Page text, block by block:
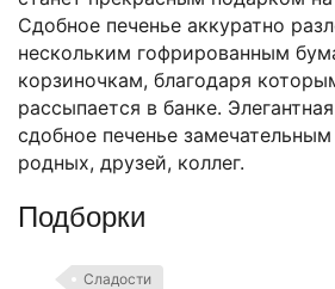
Сдобное печенье аккуратно
нескольким гофрированным
корзиночкам, благодаря
рассыпается в банке.
сдобное печенье
родных, друзей, коллег.
Подборки
Сладости